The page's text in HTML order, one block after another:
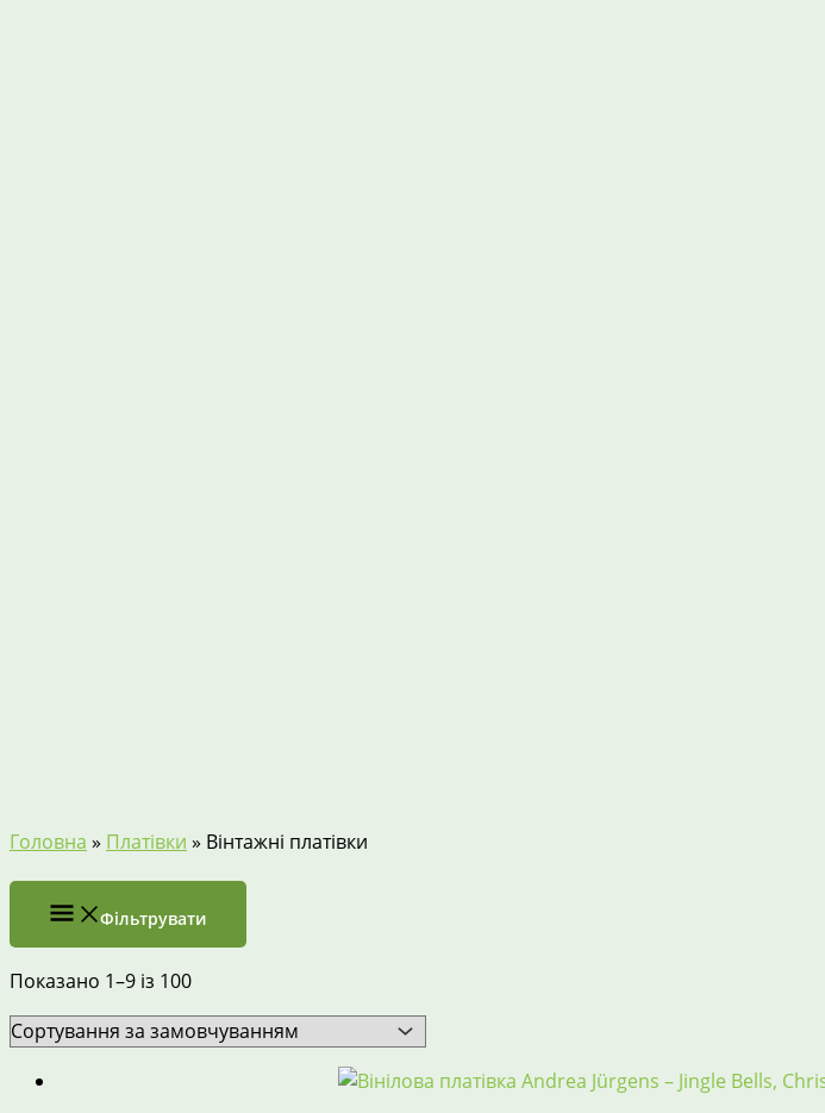
Головна » Платівки » Вінтажні платівки
Фільтрувати
Показано 1–9 із 100